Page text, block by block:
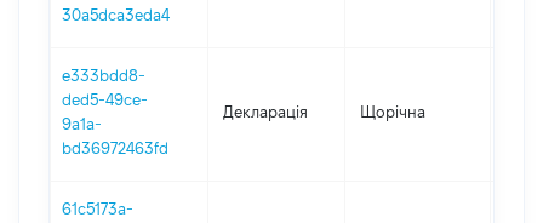
30a5dca3eda4
e333bdd8-
ded5-49ce-
9a1a-
bd36972463fd
Декларація Щорічна
61c5173a-